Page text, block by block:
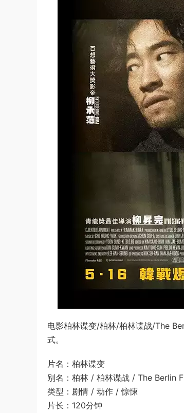
电影柏林谍变/柏林/柏林谍战/The
式。
片名：柏林谍变
别名：柏林 / 柏林谍战 / The Berlin
类型：剧情 / 动作 / 惊悚
片长：120分钟